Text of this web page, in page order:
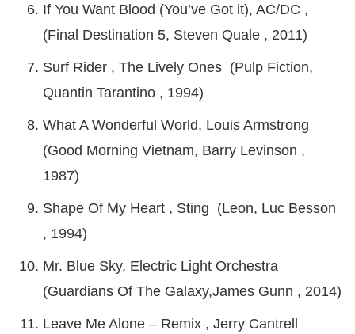
If You Want Blood (You’ve Got it), AC/DC ,
(Final Destination 5, Steven Quale , 2011)
Surf Rider , The Lively Ones (Pulp Fiction,
Quantin Tarantino , 1994)
What A Wonderful World, Louis Armstrong
(Good Morning Vietnam, Barry Levinson ,
1987)
Shape Of My Heart , Sting (Leon, Luc Besson
, 1994)
Mr. Blue Sky, Electric Light Orchestra
(Guardians Of The Galaxy,James Gunn , 2014)
Leave Me Alone – Remix , Jerry Cantrell